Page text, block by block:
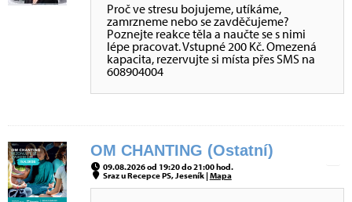
Proč ve stresu bojujeme, utíkáme,
zamrzneme nebo se zavděčujeme?
Poznejte reakce těla a naučte se s nimi
lépe pracovat. Vstupné 200 Kč. Omezená
kapacita, rezervujte si místa přes SMS na
608904004
OM CHANTING (Ostatní)
09.08.2026 od 19:20 do 21:00 hod.
Sraz u Recepce PS, Jeseník |Mapa